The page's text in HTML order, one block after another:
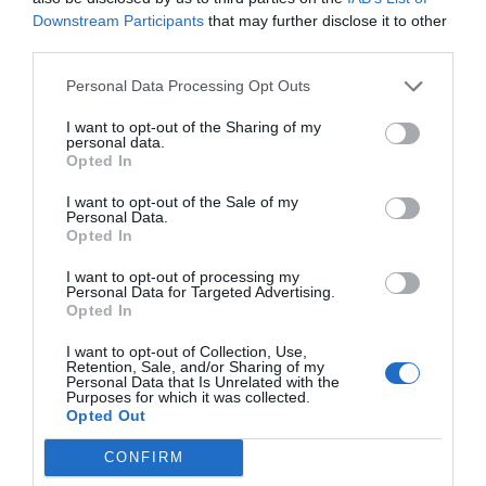
Downstream Participants that may further disclose it to other
Personal Data Processing Opt Outs
I want to opt-out of the Sharing of my
personal data.
Opted In
I want to opt-out of the Sale of my
Personal Data.
Opted In
I want to opt-out of processing my
Personal Data for Targeted Advertising.
Opted In
I want to opt-out of Collection, Use,
Retention, Sale, and/or Sharing of my
Personal Data that Is Unrelated with the
Purposes for which it was collected.
Opted Out
CONFIRM